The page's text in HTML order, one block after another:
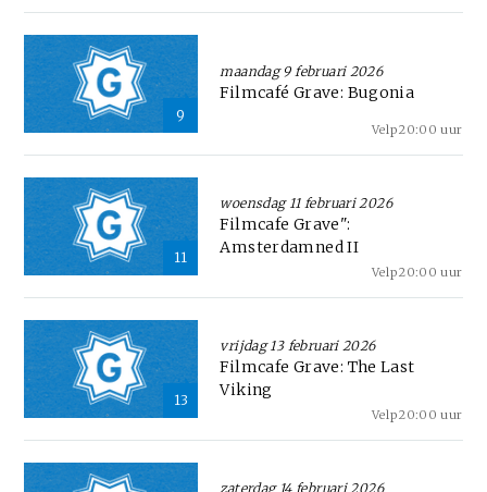
9
maandag 9 februari 2026
Filmcafé Grave: Bugonia
20:00 uur
Velp
11
woensdag 11 februari 2026
Filmcafe Grave":
Amsterdamned II
20:00 uur
Velp
13
vrijdag 13 februari 2026
Filmcafe Grave: The Last
Viking
20:00 uur
Velp
zaterdag 14 februari 2026